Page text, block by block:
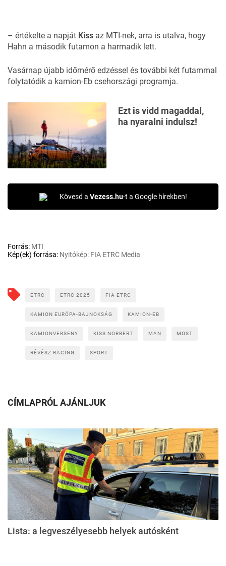
– értékelte a napját Kiss az MTI-nek, arra is utalva, hogy
Hahn a második futamon a harmadik lett.
Vasárnap újabb időmérő edzéssel és további két futammal
folytatódik a kamion-Eb csehországi programja.
Ezt is vidd magaddal,
ha nyaralni indulsz!
Kövesd a Vezess.hu-t a Google hírekben!
Forrás: MTI
Kép(ek) forrása: Nyitókép: FIA ETRC Media
ETRC ETRC 2025 FIA ETRC
KAMION EURÓPA-BAJNOKSÁG KAMION-EB
KAMIONVERSENY KISS NORBERT MAN MOST
RÉVÉSZ RACING SPORT
CÍMLAPRÓL AJÁNLJUK
Lista: a legveszélyesebb helyek autósként